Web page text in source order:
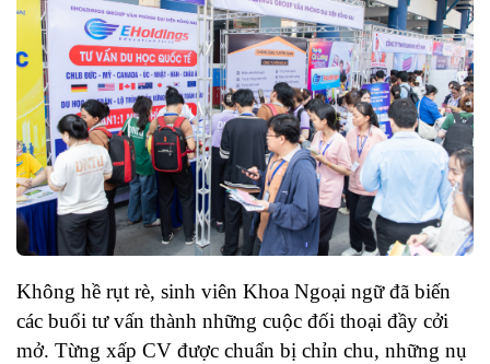
Không hề rụt rè, sinh viên Khoa Ngoại ngữ đã biến
các buổi tư vấn thành những cuộc đối thoại đầy cởi
mở. Từng xấp CV được chuẩn bị chỉn chu, những nụ